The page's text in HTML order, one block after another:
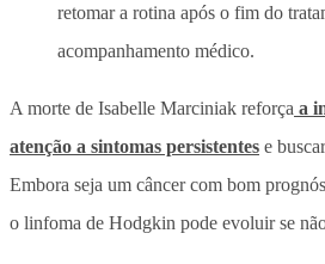
retomar a rotina após o fim do
acompanhamento médico.
A morte de Isabelle Marciniak reforça a
atenção a sintomas persistentes e
Embora seja um câncer com bom
o linfoma de Hodgkin pode evoluir se